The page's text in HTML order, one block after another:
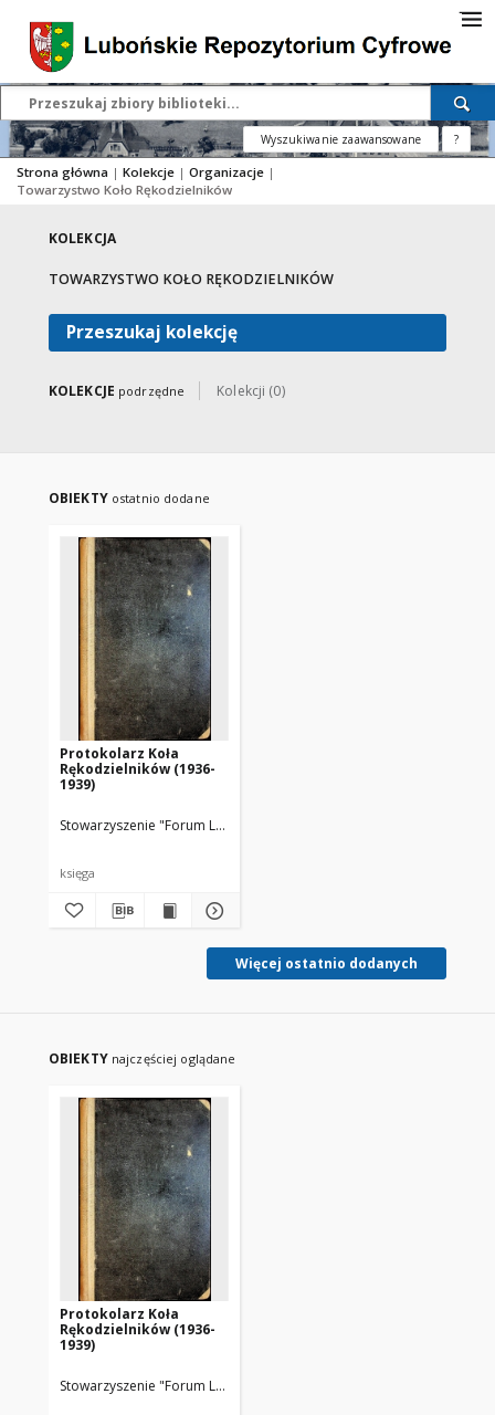
Wyszukiwanie zaawansowane ?
Strona główna | Kolekcje | Organizacje |
Towarzystwo Koło Rękodzielników
KOLEKCJA
TOWARZYSTWO KOŁO RĘKODZIELNIKÓW
Przeszukaj kolekcję
KOLEKCJE podrzędne Kolekcji (0)
OBIEKTY ostatnio dodane
Protokolarz Koła
Rękodzielników (1936-
1939)
Stowarzyszenie "Forum Lubońskie"
księga
Więcej ostatnio dodanych
OBIEKTY najczęściej oglądane
Protokolarz Koła
Rękodzielników (1936-
1939)
Stowarzyszenie "Forum Lubońskie"